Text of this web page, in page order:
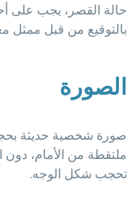
حالة القصر، يجب على
بالتوقيع من قبل ممثل
الصورة
صورة شخصية حديثة
ملتقطة من الأمام،
تحجب شكل الوجه.